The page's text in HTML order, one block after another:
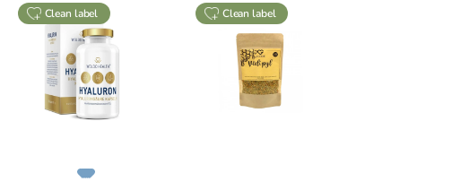
clean label clean label